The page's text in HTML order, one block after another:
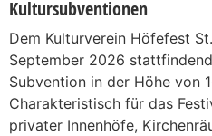
Kultursubventionen
Dem Kulturverein Höfefest
September 2026
Subvention in der Höhe von
Charakteristisch für das
privater Innenhöfe,